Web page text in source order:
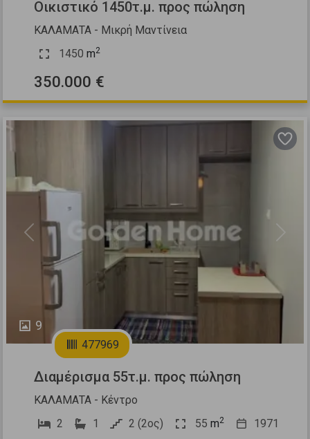
Οικιστικό 1450τ.μ. προς πώληση
ΚΑΛΑΜΑΤΑ - Μικρή Μαντίνεια
1450 m2
350.000 €
9
Previous Next
477969
Διαμέρισμα 55τ.μ. προς πώληση
ΚΑΛΑΜΑΤΑ - Κέντρο
2
1 2 (2ος) 55 m2 1971